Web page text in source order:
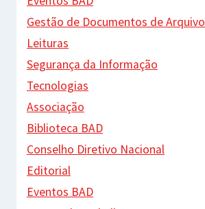
Gestão de Documentos de Arquivo
Leituras
Segurança da Informação
Tecnologias
Associação
Biblioteca BAD
Conselho Diretivo Nacional
Editorial
Eventos BAD